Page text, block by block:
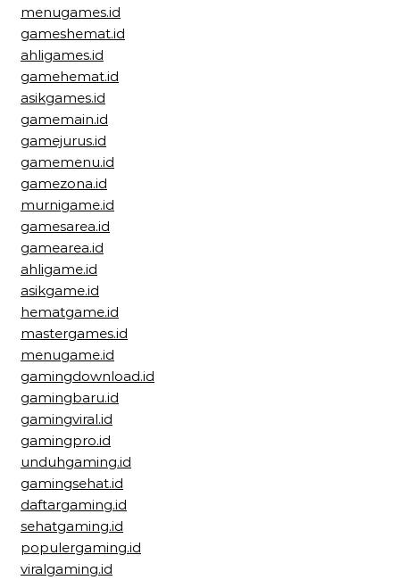
menugames.id
gameshemat.id
ahligames.id
gamehemat.id
asikgames.id
gamemain.id
gamejurus.id
gamemenu.id
gamezona.id
murnigame.id
gamesarea.id
gamearea.id
ahligame.id
asikgame.id
hematgame.id
mastergames.id
menugame.id
gamingdownload.id
gamingbaru.id
gamingviral.id
gamingpro.id
unduhgaming.id
gamingsehat.id
daftargaming.id
sehatgaming.id
populergaming.id
viralgaming.id